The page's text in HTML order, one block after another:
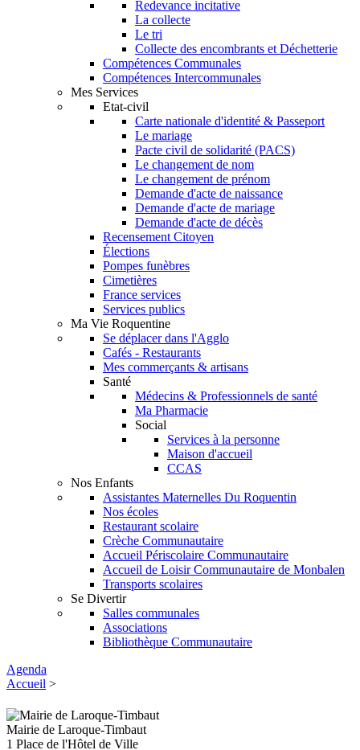
Redevance incitative
La collecte
Le tri
Collecte des encombrants et Déchetterie
Compétences Communales
Compétences Intercommunales
Mes Services
Etat-civil
Carte nationale d'identité & Passeport
Le mariage
Pacte civil de solidarité (PACS)
Le changement de nom
Le changement de prénom
Demande d'acte de naissance
Demande d'acte de mariage
Demande d'acte de décès
Recensement Citoyen
Élections
Pompes funèbres
Cimetières
France services
Services publics
Ma Vie Roquentine
Se déplacer dans l'Agglo
Cafés - Restaurants
Mes commerçants & artisans
Santé
Médecins & Professionnels de santé
Ma Pharmacie
Social
Services à la personne
Maison d'accueil
CCAS
Nos Enfants
Assistantes Maternelles Du Roquentin
Nos écoles
Restaurant scolaire
Crèche Communautaire
Accueil Périscolaire Communautaire
Accueil de Loisir Communautaire de Monbalen
Transports scolaires
Se Divertir
Salles communales
Associations
Bibliothèque Communautaire
Agenda
Accueil >
Mairie de Laroque-Timbaut
1 Place de l'Hôtel de Ville